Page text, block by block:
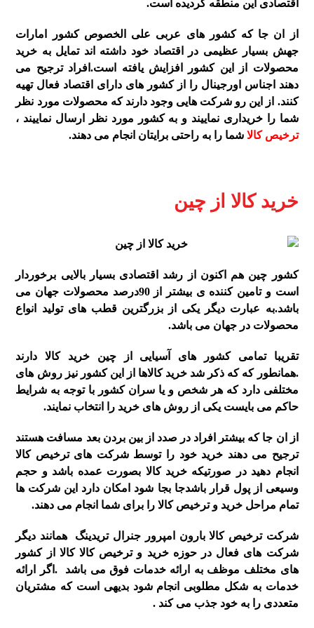
اقتصادی این منطقه گردیده است.
از ان جا که کشور های عربی علی الخصوص کشور امارات
جهش بسیار عظیمی در اقتصاد خود داشته اند تمایل به خرید
محصولات از این کشور افزایش یافته است.افراد ترجیح می
دهند اجناس اورجینال را از کشور های دارای اقتصاد فعال تهیه
کنند. از این رو شرکت هایی وجود دارند که محصولات مورد نظر
شما را خریداری نماییند و به کشور مورد نظر ارسال نماییند ،
ترخیص کالا شما را به راحتی برایتان انجام می دهند.
خرید کالا از چین
کشور چین هم اکنون از رشد اقتصادی بسیار بالایی برخوردار
است و تامین کننده ی بیشتر از 90درصد محصولات جهان می
باشد.به عبارت دیگر یکی از بزرگترین قطب های تولید انواع
محصولات در جهان می باشد.
تقریبا تمامی کشور های آسیایی از چین خرید کالا دارند
.همانطور که که ذکر شد خرید کالاها از این کشور نیز روش های
مختلفی دارد که هر شخص و یا سران کشور با توجه به شرایط
حاکم می بایست یکی از روش های خرید را انتخاب نمایند.
از ان جا که بیشتر افراد در صدد از بین بردن بعد مسافت هستند
ترجیح می دهند خرید خود را توسط شرکت های ترخیص کالا
انجام دهید در صورتیکه خرید کالا بصورت عمده باشد و حجم
وسیعی از پول قرار باشدجا بجا شود امکان دارد این شرکت ها
تمام مراحل خرید و ترخیص کالا را برای شما انجام می دهند.
شرکت ترخیص کالا بارون امپرور جنرال تریدینگ همانند دیگر
شرکت های فعال در حوزه خرید و ترخیص کالا کالا از کشور
های مختلف موظف به ارائه خدمات فوق می باشد .اگر ارائه
خدمات به شکل مطلوبی انجام شود بدیهی است که مشتریان
متعددی را به خود جذب می کند .